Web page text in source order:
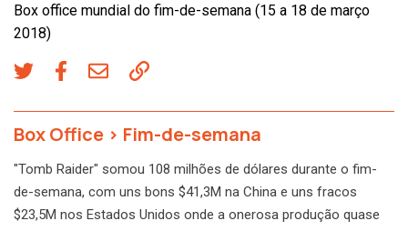
Box office mundial do fim-de-semana (15 a 18 de março
2018)
Box Office > Fim-de-semana
"Tomb Raider" somou 108 milhões de dólares durante o fim-
de-semana, com uns bons $41,3M na China e uns fracos
$23,5M nos Estados Unidos onde a onerosa produção quase